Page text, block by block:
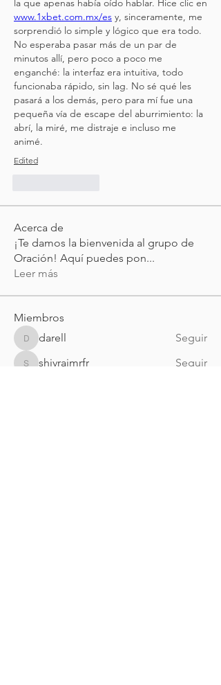
www.1xbet.com.mx/es y, sinceramente, me
sorprendió lo simple y lógico que era todo.
No esperaba pasar más de un par de
minutos allí, pero poco a poco me
enganché: la interfaz era intuitiva, todo
funcionaba rápido, sin lag. No sé qué les
pasará a los demás, pero para mí fue una
pequeña vía de escape del aburrimiento: la
abrí, la miré, me distraje e incluso me
animé.
Edited
Acerca de
¡Te damos la bienvenida al grupo de
Oración! Aquí puedes pon...
Leer más
Miembros
darelldarell Seguir
shivrajmrfr
shivrajmrfr Seguir